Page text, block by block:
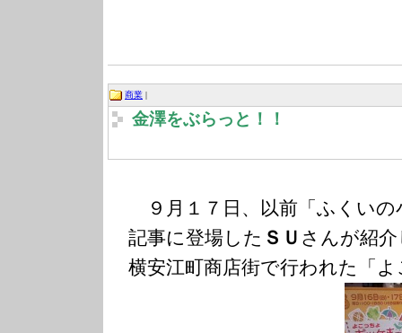
商業 |
金澤をぶらっと！！
９月１７日、以前「ふくいの
記事に登場した ＳＵ さんが紹
横安江町商店街で行われた「